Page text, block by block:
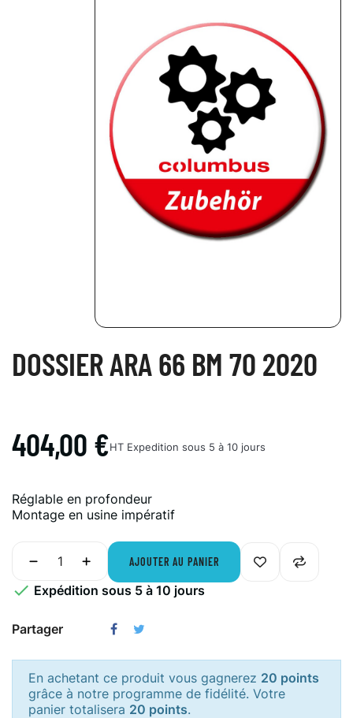
DOSSIER ARA 66 BM 70 2020
404,00 €HT Expedition sous 5 à 10 jours
Réglable en profondeur
Montage en usine impératif
AJOUTER AU PANIER
 Expédition sous 5 à 10 jours
Partager
En achetant ce produit vous gagnerez 20 points
grâce à notre programme de fidélité. Votre
panier totalisera 20 points.